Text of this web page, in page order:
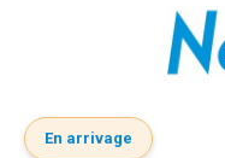
En arrivage